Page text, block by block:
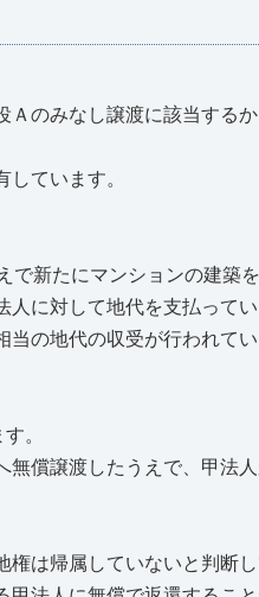
のみなし譲渡に該当するか
ています。
新たにマンションの建築を
に対して地代を支払ってい
の地代の収受が行われてい
。
償譲渡したうえで、甲法人
は帰属していないと判断し